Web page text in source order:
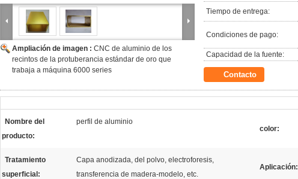
Ampliación de imagen : CNC de aluminio de los
recintos de la protuberancia estándar de oro que
trabaja a máquina 6000 series
Tiempo de entrega:
Condiciones de pago:
Capacidad de la fuente:
Contacto
Nombre del
producto:
perfil de aluminio
color:
Tratamiento
superficial:
Capa anodizada, del polvo, electroforesis,
transferencia de madera-modelo, etc.
Aplicación: